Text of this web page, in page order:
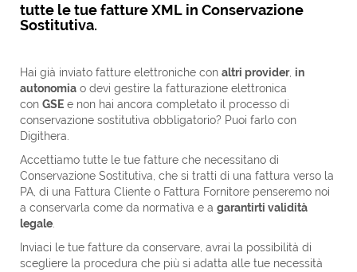
tutte le tue fatture XML in Conservazione
Sostitutiva.
Hai già inviato fatture elettroniche con altri provider, in
autonomia o devi gestire la fatturazione elettronica
con GSE e non hai ancora completato il processo di
conservazione sostitutiva obbligatorio? Puoi farlo con
Digithera.
Accettiamo tutte le tue fatture che necessitano di
Conservazione Sostitutiva, che si tratti di una fattura verso la
PA, di una Fattura Cliente o Fattura Fornitore penseremo noi
a conservarla come da normativa e a garantirti validità
legale
Inviaci le tue fatture da conservare, avrai la possibilità di
scegliere la procedura che più si adatta alle tue necessità